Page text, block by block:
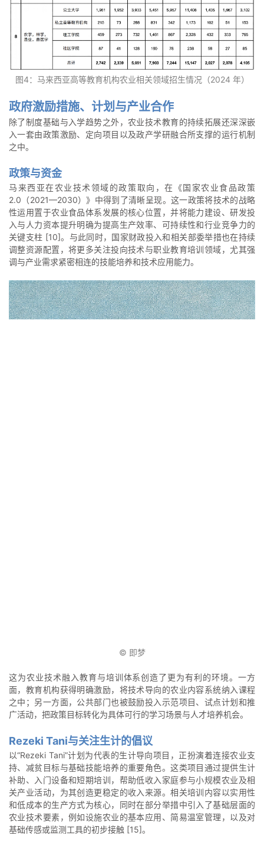
图4：马来西亚高等教育机构农业相关领域招生情况（2024 年）
政府激励措施、计划与产业合作
除了制度基础与入学趋势之外，农业技术教育的持续拓展还深深嵌
入一套由政策激励、定向项目以及政产学研融合所支撑的运行机制
之中。
政策与资金
马来西亚在农业技术领域的政策取向，在《国家农业食品政策
2.0（2021—2030）》中得到了清晰呈现。这一政策将技术的战略
性运用置于农业食品体系发展的核心位置，并将能力建设、研发投
入与人力资本提升明确为提高生产效率、可持续性和行业竞争力的
关键支柱 [10]。与此同时，国家财政投入和相关部委举措也在持续
调整资源配置，将更多关注投向技术与职业教育培训领域，尤其强
调与产业需求紧密相连的技能培养和技术应用能力。
© 即梦
这为农业技术融入教育与培训体系创造了更为有利的环境。一方
面，教育机构获得明确激励，将技术导向的农业内容系统纳入课程
之中；另一方面，公共部门也被鼓励投入示范项目、试点计划和推
广活动，把政策目标转化为具体可行的学习场景与人才培养机会。
Rezeki Tani与关注生计的倡议
以“Rezeki Tani”计划为代表的生计导向项目，正扮演着连接农业支
持、减贫目标与基础技能培养的重要角色。这类项目通过提供生计
补助、入门设备和短期培训，帮助低收入家庭参与小规模农业及相
关产业活动，为其创造更稳定的收入来源。相关培训内容以实用性
和低成本的生产方式为核心，同时在部分举措中引入了基础层面的
农业技术要素，例如设施农业的基本应用、简易温室管理，以及对
基础传感或监测工具的初步接触 [15]。